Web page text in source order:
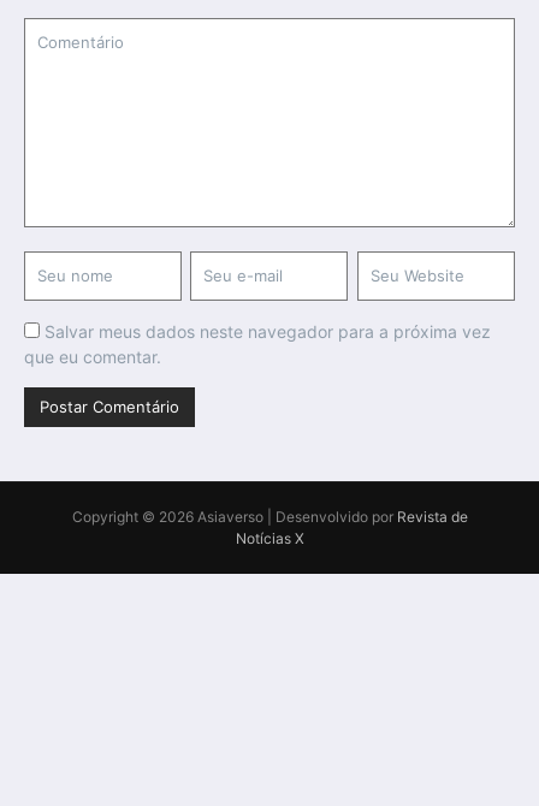
Salvar meus dados neste navegador para a próxima vez
que eu comentar.
Copyright © 2026 Asiaverso | Desenvolvido por Revista de
Notícias X